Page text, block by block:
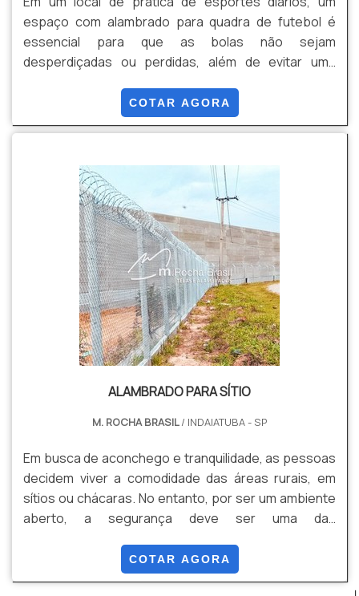
espaço com alambrado para quadra de futebol é
essencial para que as bolas não sejam
desperdiçadas ou perdidas, além de evitar uma
cercado.O alambrado para quadra consiste numa
cerca de aço galvanizado, presa em mourões de
o local indicado e garantir proteção e tranquilidade
para os usuários do e...
COTAR AGORA
ALAMBRADO PARA SÍTIO
M. ROCHA BRASIL/ INDAIATUBA - SP
Em busca de aconchego e tranquilidade, as pessoas
decidem viver a comodidade das áreas rurais, em
sítios ou chácaras. No entanto, por ser um ambiente
aberto, a segurança deve ser uma das
por isso procuram por opções de cercamentos.O
alambrado para sítio em Atibaia e Itatiba, nada mais é
COTAR AGORA